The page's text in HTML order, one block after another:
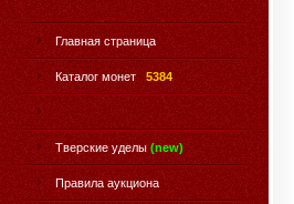
Главная страница
Каталог монет 5384
Тверские уделы (new)
Правила аукциона